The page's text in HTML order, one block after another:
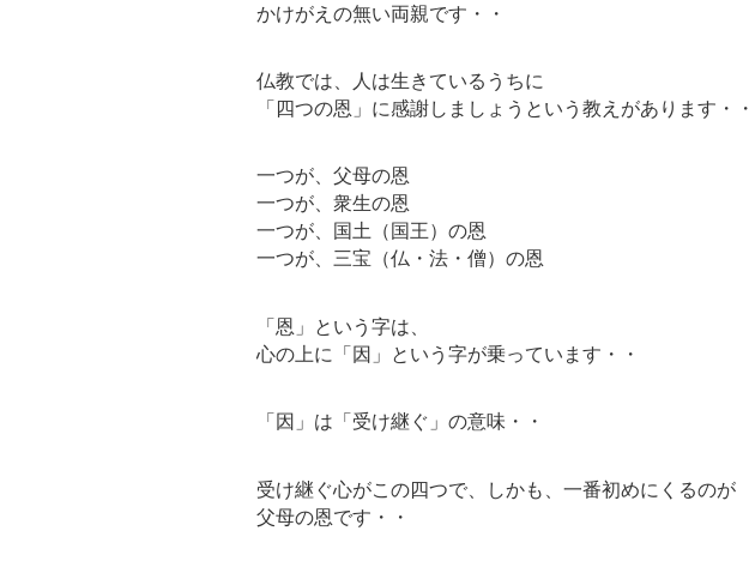
かけがえの無い両親です・・
仏教では、人は生きているうちに
「四つの恩」に感謝しましょうという教えがあります・・
一つが、父母の恩
一つが、衆生の恩
一つが、国土（国王）の恩
一つが、三宝（仏・法・僧）の恩
「恩」という字は、
心の上に「因」という字が乗っています・・
「因」は「受け継ぐ」の意味・・
受け継ぐ心がこの四つで、しかも、一番初めにくるのが
父母の恩です・・